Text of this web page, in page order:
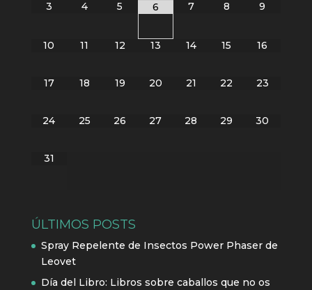
3 4 5 6 7 8 9
10 11 12 13 14 15 16
17 18 19 20 21 22 23
24 25 26 27 28 29 30
31
ÚLTIMOS POSTS
Spray Repelente de Insectos Power Phaser de
Leovet
Día del Libro: Libros sobre caballos que no os